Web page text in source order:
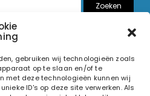
gebruiken wij technologieën zoals
op te slaan en/of te
met deze technologieën kunnen wij
ID's op deze site verwerken. Als
Zoeken